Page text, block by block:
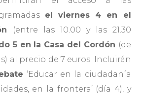
el viernes 4 en el
(entre las 10.00 y las 21.30
5 en la Casa del Cordón (de
al precio de 7 euros. Incluirán
‘Educar en la ciudadanía
en la frontera’ (día 4), y